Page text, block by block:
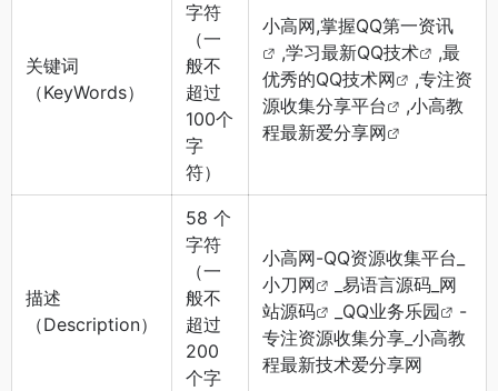
关键词
（KeyWords）
字符
（一
般不
超过
100个
字
符）
小高网,掌握QQ第一资讯
,学习最新QQ技术 ,最
优秀的QQ技术网
,专注资
源收集分享平台
,小高教
程最新爱分享网
描述
（Description）
58 个
字符
（一
般不
超过
200
个字
小高网-QQ资源收集平台_
小刀网
_易语言源码_ 网
站源码
QQ业务乐园
-
专注资源收集分享_小高教
程最新技术爱分享网